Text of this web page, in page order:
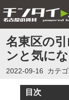
名東区の
ンと気に
2022-09-16 カテゴ
目次